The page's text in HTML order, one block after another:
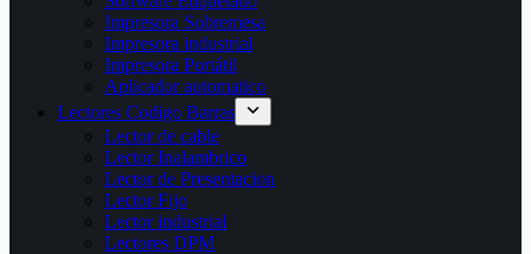
Impresora Sobremesa
Impresora industrial
Impresora Portátil
Aplicador automatico
Lectores Codigo Barras
Lector de cable
Lector Inalambrico
Lector de Presentacion
Lector Fijo
Lector industrial
Lectores DPM